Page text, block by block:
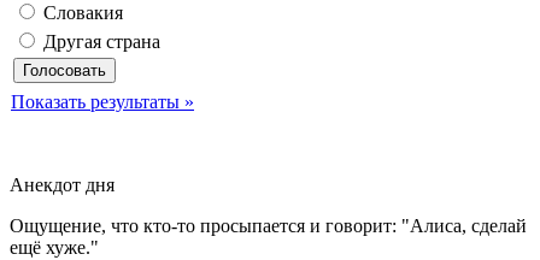
Словакия
Другая страна
Показать результаты »
Анекдот дня
Ощущение, что кто-то просыпается и говорит: "Алиса, сделай
ещё хуже."